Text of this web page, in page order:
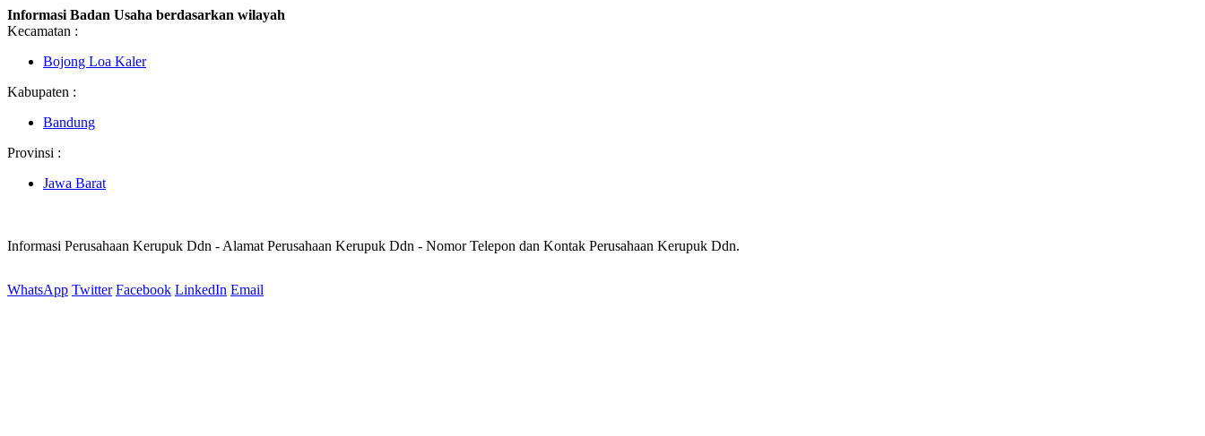
Informasi Badan Usaha berdasarkan wilayah
Kecamatan :
Bojong Loa Kaler
Kabupaten :
Bandung
Provinsi :
Jawa Barat
Informasi Perusahaan Kerupuk Ddn - Alamat Perusahaan Kerupuk Ddn - Nomor Telepon dan Kontak Perusahaan Kerupuk Ddn.
WhatsApp Twitter Facebook LinkedIn Email